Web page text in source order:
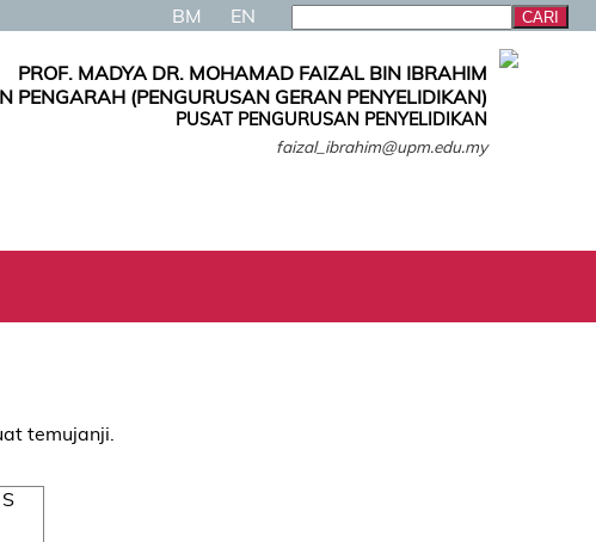
BM EN
PROF. MADYA DR. MOHAMAD FAIZAL BIN IBRAHIM
PENGARAH (PENGURUSAN GERAN PENYELIDIKAN)
PUSAT PENGURUSAN PENYELIDIKAN
faizal_ibrahim@upm.edu.my
temujanji.
S